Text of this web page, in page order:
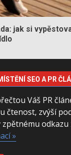
jak si
SEO A PR
Váš PR
čtenost, zvýší
odkazu
»